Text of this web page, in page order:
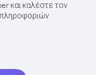
και καλέστε τον